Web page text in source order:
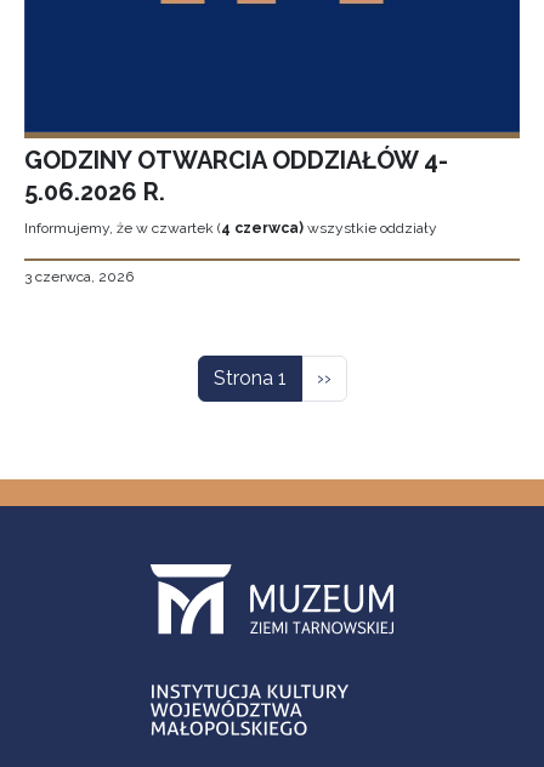
GODZINY OTWARCIA ODDZIAŁÓW 4-
5.06.2026 R.
Informujemy, że w czwartek (4 czerwca) wszystkie oddziały
3 czerwca, 2026
Strona 1 Następna strona
››